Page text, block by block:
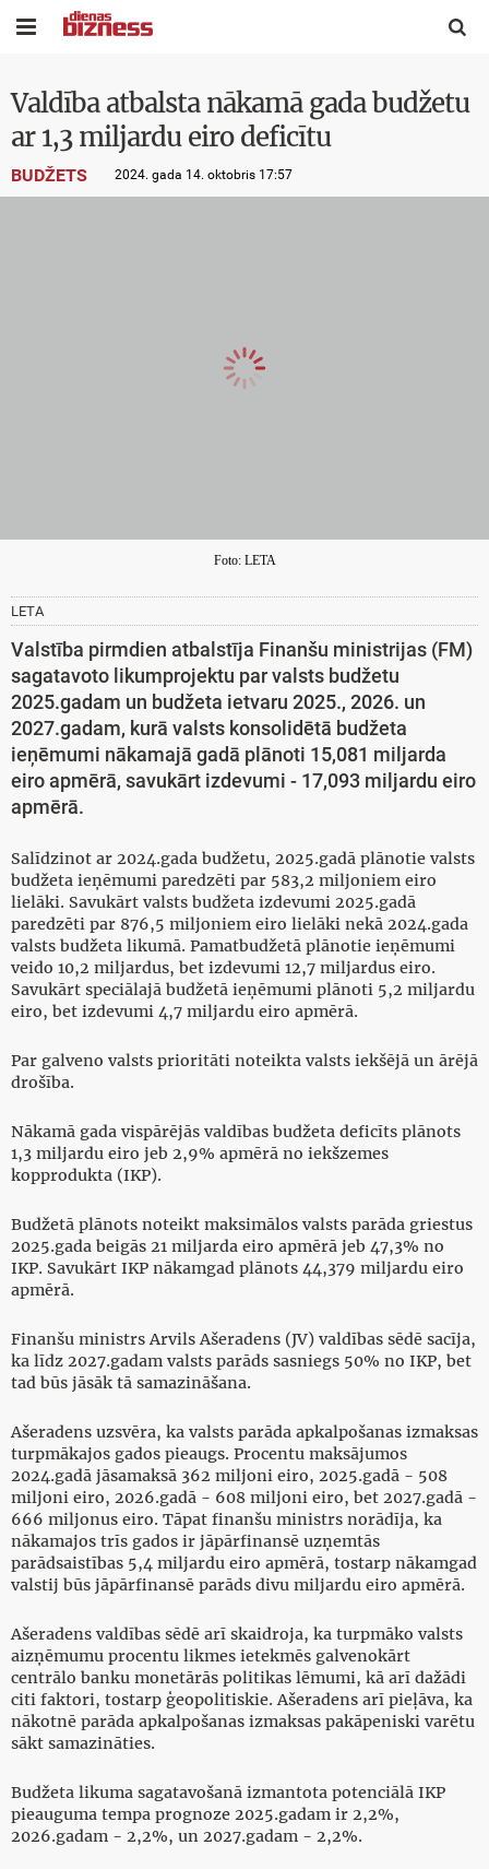
 
Valdība atbalsta nākamā gada budžetu
ar 1,3 miljardu eiro deficītu
BUDŽETS 2024. gada 14. oktobris 17:57
Foto: LETA
LETA
Valstība pirmdien atbalstīja Finanšu ministrijas (FM)
sagatavoto likumprojektu par valsts budžetu
2025.gadam un budžeta ietvaru 2025., 2026. un
2027.gadam, kurā valsts konsolidētā budžeta
ieņēmumi nākamajā gadā plānoti 15,081 miljarda
eiro apmērā, savukārt izdevumi - 17,093 miljardu eiro
apmērā.
Salīdzinot ar 2024.gada budžetu, 2025.gadā plānotie valsts
budžeta ieņēmumi paredzēti par 583,2 miljoniem eiro
lielāki. Savukārt valsts budžeta izdevumi 2025.gadā
paredzēti par 876,5 miljoniem eiro lielāki nekā 2024.gada
valsts budžeta likumā. Pamatbudžetā plānotie ieņēmumi
veido 10,2 miljardus, bet izdevumi 12,7 miljardus eiro.
Savukārt speciālajā budžetā ieņēmumi plānoti 5,2 miljardu
eiro, bet izdevumi 4,7 miljardu eiro apmērā.
Par galveno valsts prioritāti noteikta valsts iekšējā un ārējā
drošība.
Nākamā gada vispārējās valdības budžeta deficīts plānots
1,3 miljardu eiro jeb 2,9% apmērā no iekšzemes
kopprodukta (IKP).
Budžetā plānots noteikt maksimālos valsts parāda griestus
2025.gada beigās 21 miljarda eiro apmērā jeb 47,3% no
IKP. Savukārt IKP nākamgad plānots 44,379 miljardu eiro
apmērā.
Finanšu ministrs Arvils Ašeradens (JV) valdības sēdē sacīja,
ka līdz 2027.gadam valsts parāds sasniegs 50% no IKP, bet
tad būs jāsāk tā samazināšana.
Ašeradens uzsvēra, ka valsts parāda apkalpošanas izmaksas
turpmākajos gados pieaugs. Procentu maksājumos
2024.gadā jāsamaksā 362 miljoni eiro, 2025.gadā - 508
miljoni eiro, 2026.gadā - 608 miljoni eiro, bet 2027.gadā -
666 miljonus eiro. Tāpat finanšu ministrs norādīja, ka
nākamajos trīs gados ir jāpārfinansē uzņemtās
parādsaistības 5,4 miljardu eiro apmērā, tostarp nākamgad
valstij būs jāpārfinansē parāds divu miljardu eiro apmērā.
Ašeradens valdības sēdē arī skaidroja, ka turpmāko valsts
aizņēmumu procentu likmes ietekmēs galvenokārt
centrālo banku monetārās politikas lēmumi, kā arī dažādi
citi faktori, tostarp ģeopolitiskie. Ašeradens arī pieļāva, ka
nākotnē parāda apkalpošanas izmaksas pakāpeniski varētu
sākt samazināties.
Budžeta likuma sagatavošanā izmantota potenciālā IKP
pieauguma tempa prognoze 2025.gadam ir 2,2%,
2026.gadam - 2,2%, un 2027.gadam - 2,2%.